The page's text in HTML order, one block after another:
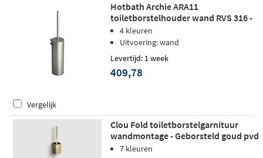
Hotbath Archie ARA11
toiletborstelhouder wand RVS 316 -
Geborsteld Messing PVD
4 kleuren
Uitvoering: wand
Levertijd: 1 week
409,78
Vergelijk
Clou Fold toiletborstelgarnituur
wandmontage - Geborsteld goud pvd
7 kleuren